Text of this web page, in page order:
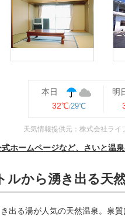
本日
32℃ 29℃
明
天気情報提供元：株式会社ライ
ホームページなど、さいと温
ルから湧き出る天
出る湯が人気の天然温泉。泉